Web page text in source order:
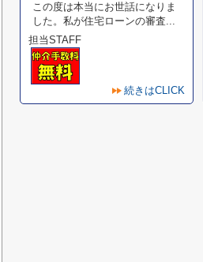
この度は本当にお世話になりま
した。私が住宅ローンの審査...
担当STAFF
続きはCLICK